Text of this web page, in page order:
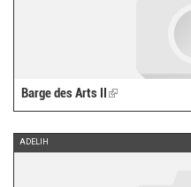
Barge des Arts II(link
is
ADELIH